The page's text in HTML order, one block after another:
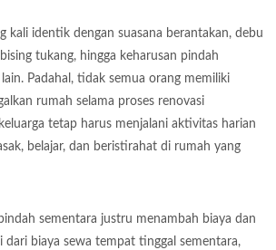
kali identik dengan suasana berantakan, debu
tukang, hingga keharusan pindah
Padahal, tidak semua orang memiliki
rumah selama proses renovasi
tetap harus menjalani aktivitas harian
belajar, dan beristirahat di rumah yang
sementara justru menambah biaya dan
dari biaya sewa tempat tinggal sementara,